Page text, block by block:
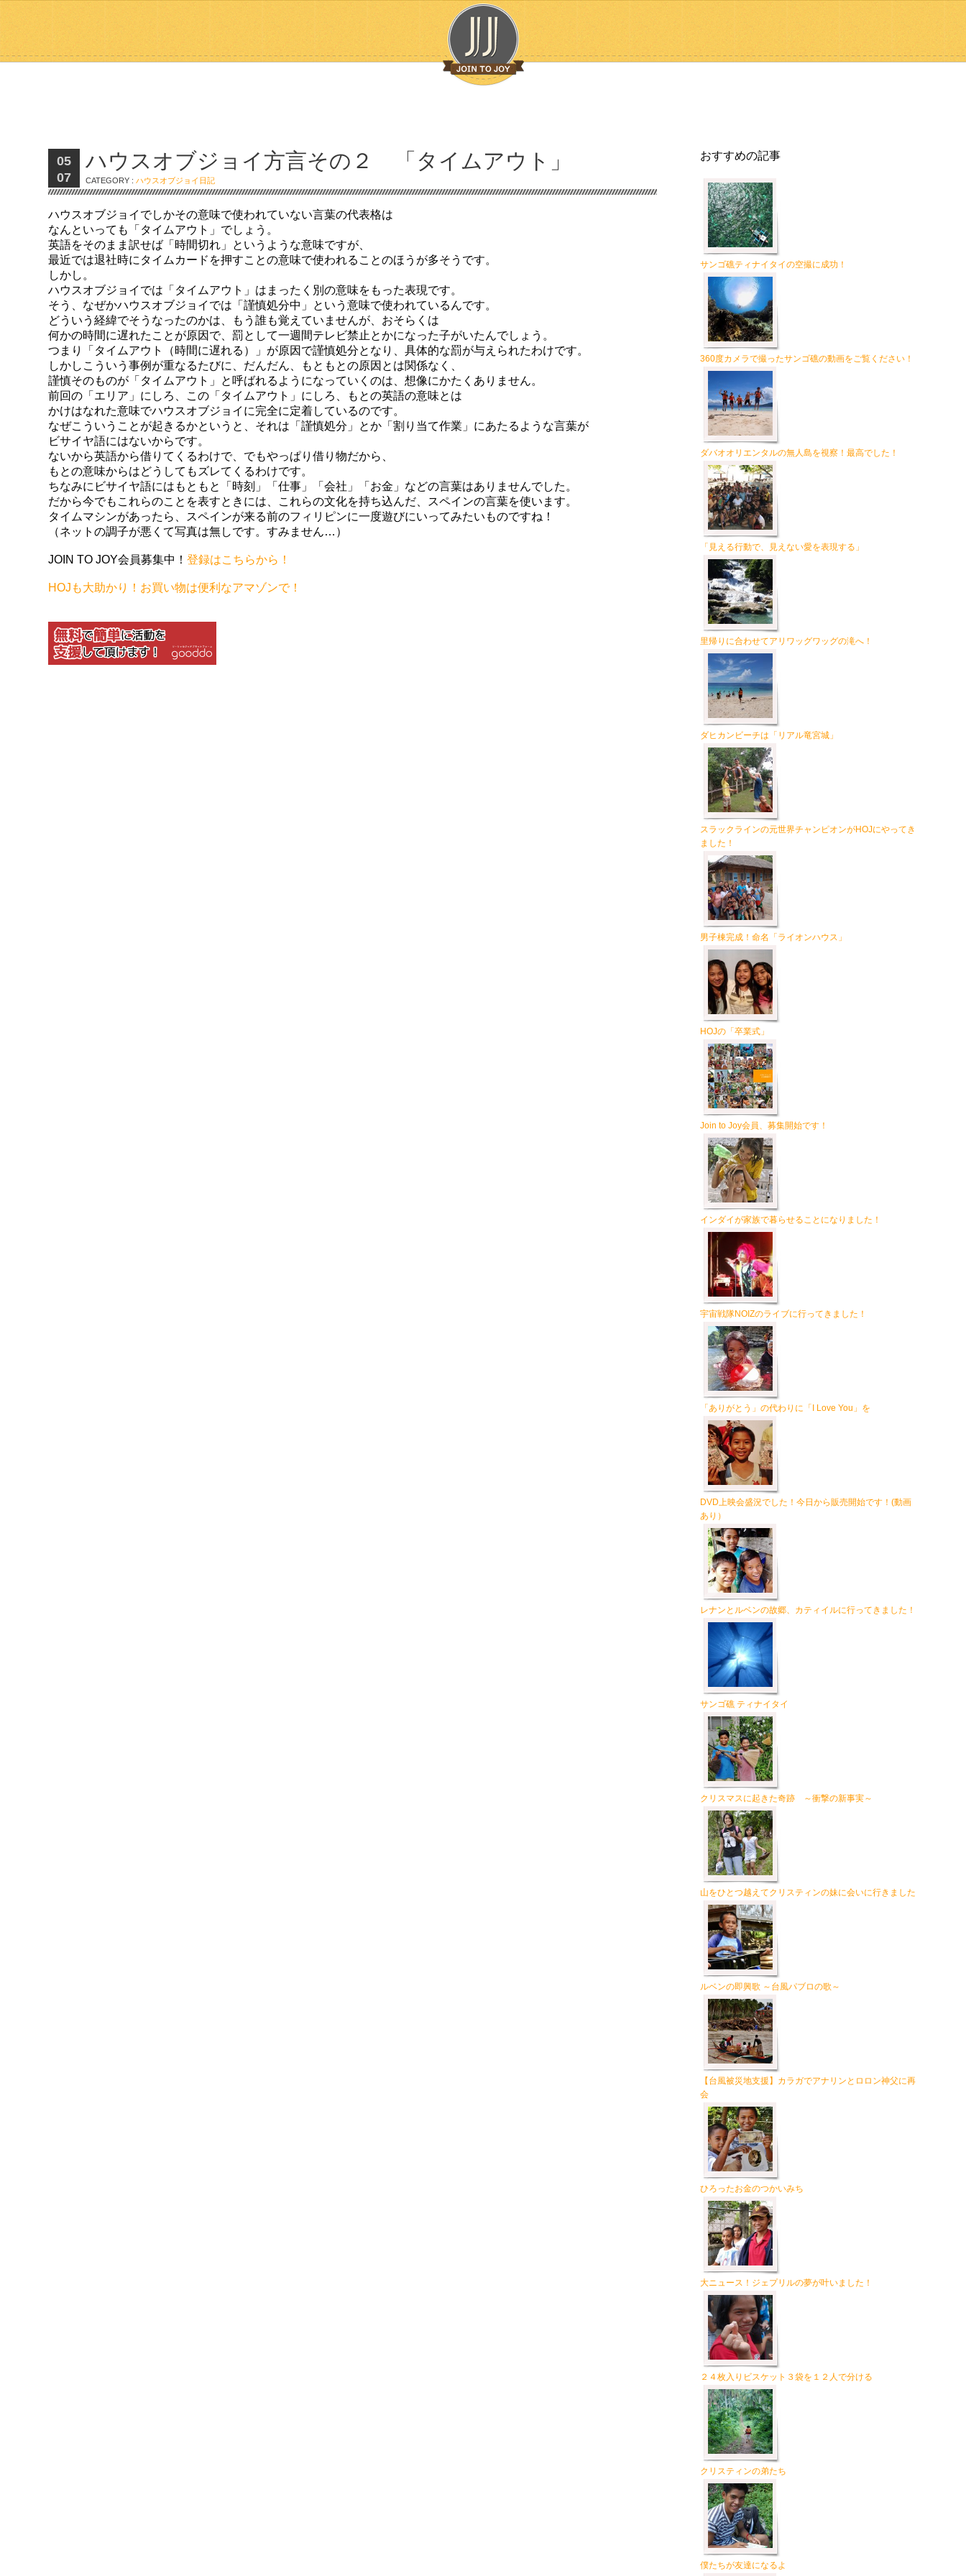
05
07
ハウスオブジョイ方言その２ 「タイムアウト」
CATEGORY :ハウスオブジョイ日記
ハウスオブジョイでしかその意味で使われていない言葉の代表格は
なんといっても「タイムアウト」でしょう。
英語をそのまま訳せば「時間切れ」というような意味ですが、
最近では退社時にタイムカードを押すことの意味で使われることのほうが多そうです。
しかし。
ハウスオブジョイでは「タイムアウト」はまったく別の意味をもった表現です。
そう、なぜかハウスオブジョイでは「謹慎処分中」という意味で使われているんです。
どういう経緯でそうなったのかは、もう誰も覚えていませんが、おそらくは
何かの時間に遅れたことが原因で、罰として一週間テレビ禁止とかになった子がいたんでしょう。
つまり「タイムアウト（時間に遅れる）」が原因で謹慎処分となり、具体的な罰が与えられたわけです。
しかしこういう事例が重なるたびに、だんだん、もともとの原因とは関係なく、
謹慎そのものが「タイムアウト」と呼ばれるようになっていくのは、想像にかたくありません。
前回の「エリア」にしろ、この「タイムアウト」にしろ、もとの英語の意味とは
かけはなれた意味でハウスオブジョイに完全に定着しているのです。
なぜこういうことが起きるかというと、それは「謹慎処分」とか「割り当て作業」にあたるような言葉が
ビサイヤ語にはないからです。
ないから英語から借りてくるわけで、でもやっぱり借り物だから、
もとの意味からはどうしてもズレてくるわけです。
ちなみにビサイヤ語にはもともと「時刻」「仕事」「会社」「お金」などの言葉はありませんでした。
だから今でもこれらのことを表すときには、これらの文化を持ち込んだ、スペインの言葉を使います。
タイムマシンがあったら、スペインが来る前のフィリピンに一度遊びにいってみたいものですね！
（ネットの調子が悪くて写真は無しです。すみません…）
JOIN TO JOY会員募集中！登録はこちらから！
HOJも大助かり！お買い物は便利なアマゾンで！
おすすめの記事
サンゴ礁ティナイタイの空撮に成功！
360度カメラで撮ったサンゴ礁の動画をご覧ください！
ダバオオリエンタルの無人島を視察！最高でした！
「見える行動で、見えない愛を表現する」
里帰りに合わせてアリワッグワッグの滝へ！
ダヒカンビーチは「リアル竜宮城」
スラックラインの元世界チャンピオンがHOJにやってき
ました！
男子棟完成！命名「ライオンハウス」
HOJの「卒業式」
Join to Joy会員、募集開始です！
インダイが家族で暮らせることになりました！
宇宙戦隊NOIZのライブに行ってきました！
「ありがとう」の代わりに「I Love You」を
DVD上映会盛況でした！今日から販売開始です！(動画
あり）
レナンとルベンの故郷、カティイルに行ってきました！
サンゴ礁 ティナイタイ
クリスマスに起きた奇跡 ～衝撃の新事実～
山をひとつ越えてクリスティンの妹に会いに行きました
ルベンの即興歌 ～台風パブロの歌～
【台風被災地支援】カラガでアナリンとロロン神父に再
会
ひろったお金のつかいみち
大ニュース！ジェプリルの夢が叶いました！
２４枚入りビスケット３袋を１２人で分ける
クリスティンの弟たち
僕たちが友達になるよ